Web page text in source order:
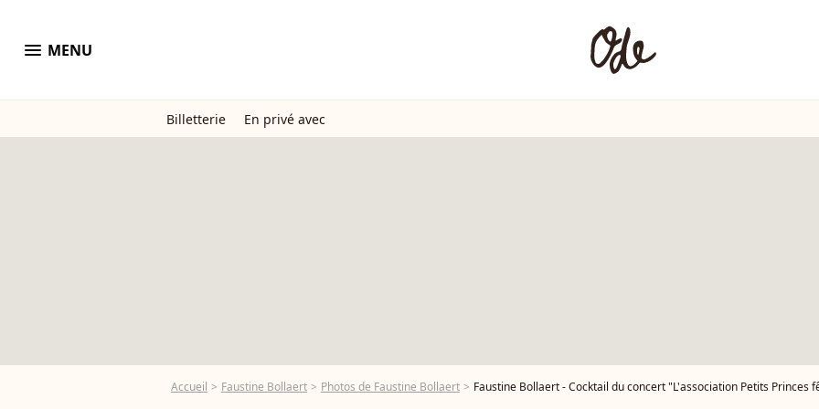
menu MENU
Billetterie En privé avec
Accueil Faustine Bollaert Photos de Faustine Bollaert Faustine Bollaert - Cocktail du concert "L'association Petits Princes fête son 7000e